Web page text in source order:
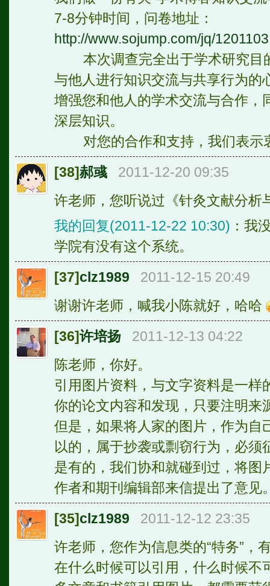
7-8分钟时间，问卷地址：
http://www.sojump.com/jq/
本次调查完全出于学术研究目
与他人进行知识交流与共享行为的
增强您和他人的学术交流与合作，
深层知识。
对您的合作和支持，我们表示
[38]郝彧
2011-12-20 09:35
许老师，您听说过《针灸文献分析
我的回复(2011-12-22 10:30) ：我
学院有没有这个系统。
[37]clz1989
2011-12-15 20:49
谢谢许老师，喊我小陈就好，哈哈
[36]许培扬
2011-12-13 04:22
陈老师，你好。
引用图片资料，与文字资料是一
你的论文内容和发现，只要注明来
但是，如果将人家的图片，作为自
以的，属于抄袭或剽窃行为，必
是有的，我们协和就碰到过，将图
作者和期刊编辑部来信提出了意见
[35]clz1989
2011-12-12 23:35
许老师，您作为信息类的“特务”，
在什么时候可以引用，什么时候不